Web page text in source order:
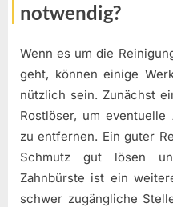
notwendig?
Wenn es um die
geht, können einige
nützlich sein. Zunächst
Rostlöser, um
zu entfernen. Ein guter
Schmutz gut lösen
Zahnbürste ist ein
schwer zugängliche